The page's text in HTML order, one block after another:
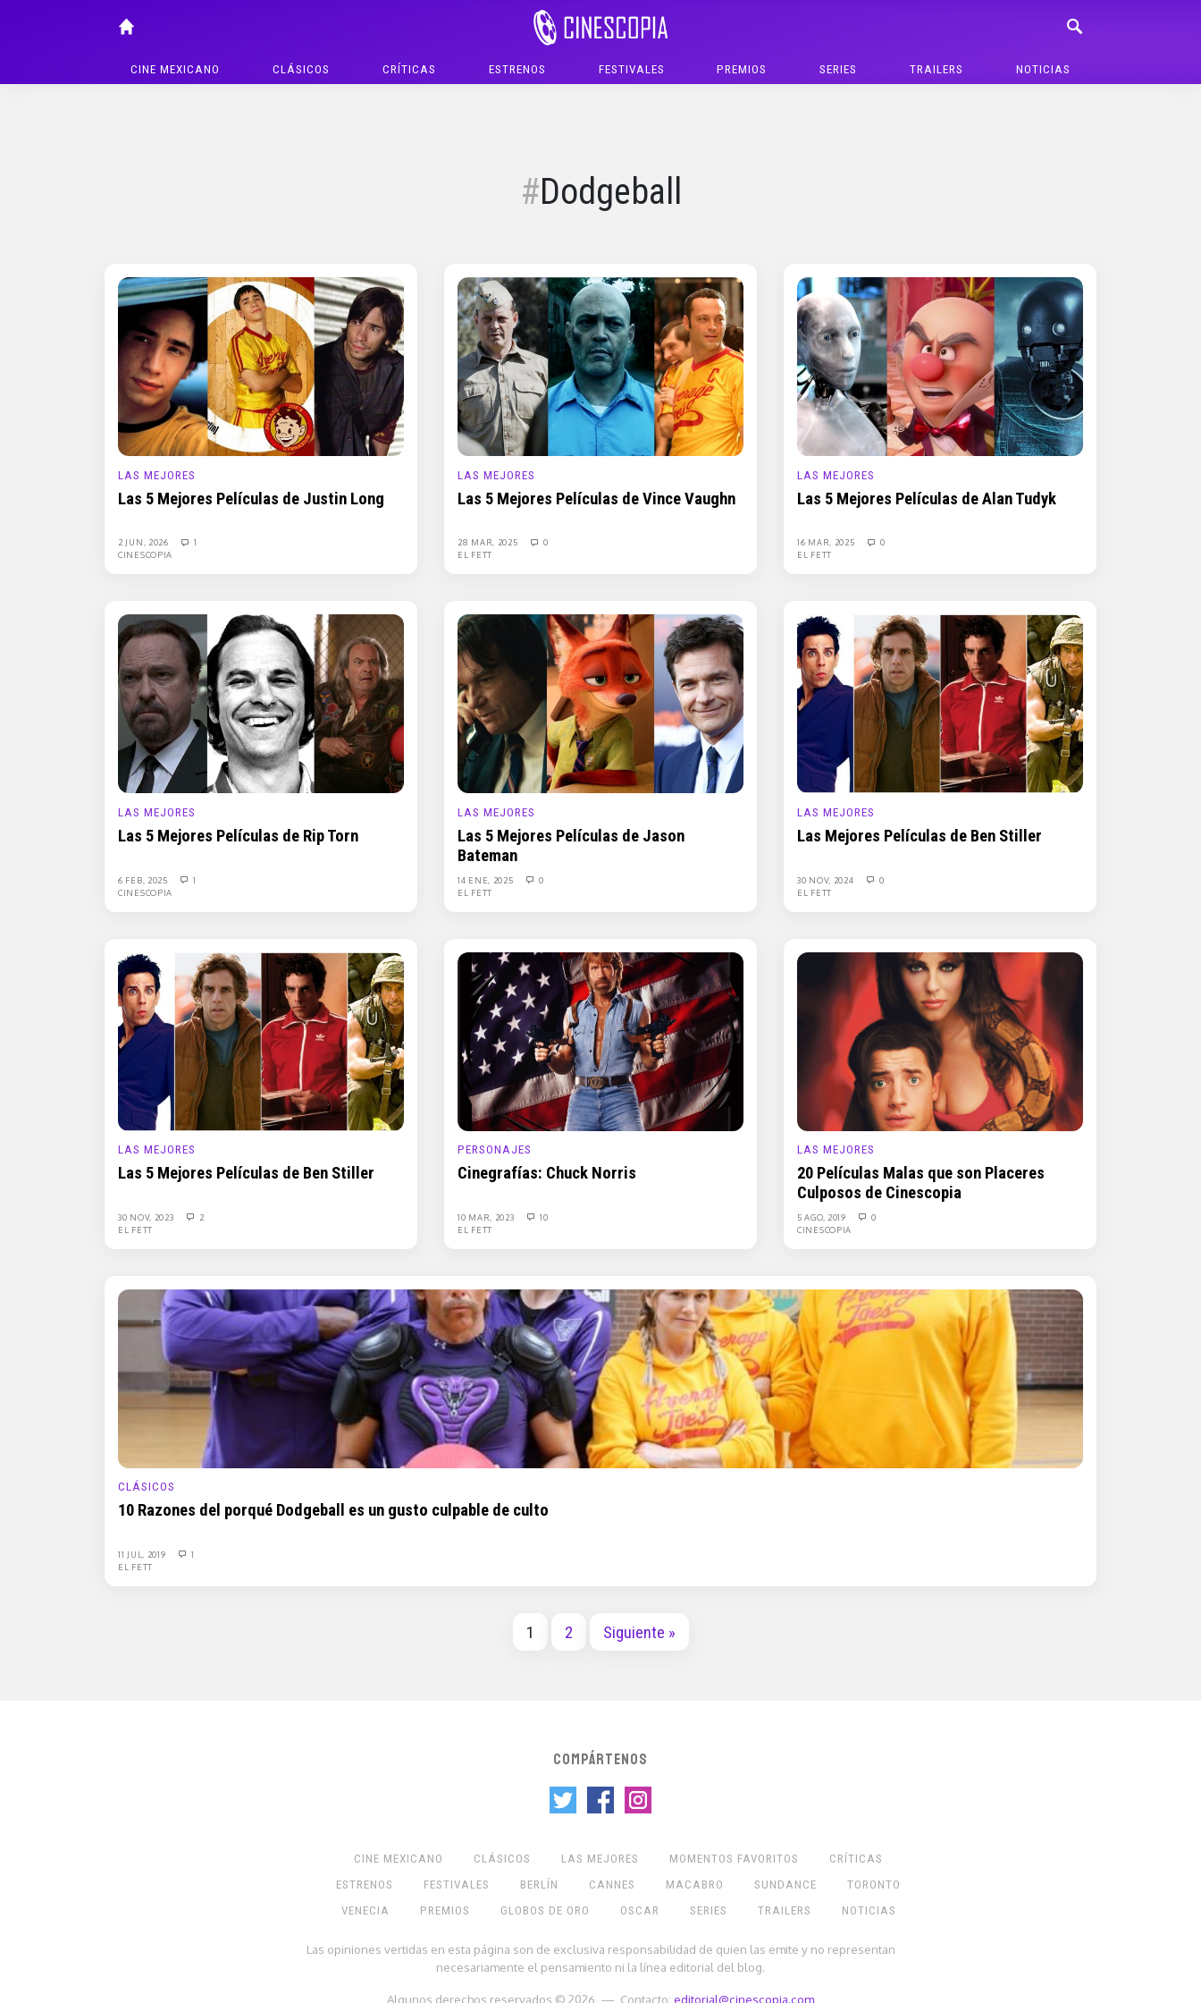
CINE MEXICANO CLÁSICOS CRÍTICAS ESTRENOS FESTIVALES PREMIOS SERIES TRAILERS NOTICIAS
Dodgeball
LAS MEJORES
Las 5 Mejores Películas de Justin Long
2 JUN, 2026
1
CINESCOPIA
LAS MEJORES
Las 5 Mejores Películas de Vince Vaughn
28 MAR, 2025
0
EL FETT
LAS MEJORES
Las 5 Mejores Películas de Alan Tudyk
16 MAR, 2025
0
EL FETT
LAS MEJORES
Las 5 Mejores Películas de Rip Torn
6 FEB, 2025
1
CINESCOPIA
LAS MEJORES
Las 5 Mejores Películas de Jason
Bateman
14 ENE, 2025
0
EL FETT
LAS MEJORES
Las Mejores Películas de Ben Stiller
30 NOV, 2024
0
EL FETT
LAS MEJORES
Las 5 Mejores Películas de Ben Stiller
30 NOV, 2023
2
EL FETT
PERSONAJES
Cinegrafías: Chuck Norris
10 MAR, 2023
10
EL FETT
LAS MEJORES
20 Películas Malas que son Placeres
Culposos de Cinescopia
5 AGO, 2019
0
CINESCOPIA
CLÁSICOS
10 Razones del porqué Dodgeball es un gusto culpable de culto
11 JUL, 2019
1
EL FETT
1 2 Siguiente »
COMPÁRTENOS
CINE MEXICANO CLÁSICOS LAS MEJORES MOMENTOS FAVORITOS
CRÍTICAS
ESTRENOS
FESTIVALES BERLÍN CANNES MACABRO SUNDANCE
TORONTO
VENECIA
PREMIOS GLOBOS DE ORO OSCAR SERIES TRAILERS NOTICIAS
Las opiniones vertidas en esta página son de exclusiva responsabilidad de quien las emite y no representan
necesariamente el pensamiento ni la línea editorial del blog.
Algunos derechos reservados © 2026 — Contacto: editorial@cinescopia.com